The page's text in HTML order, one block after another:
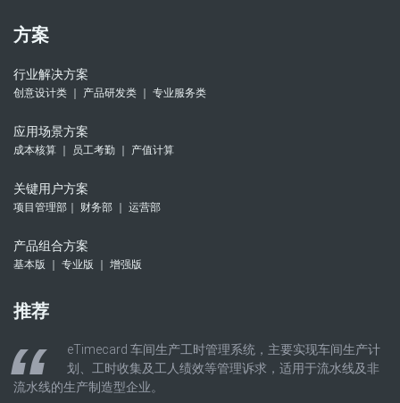
方案
行业解决方案
创意设计类 ｜ 产品研发类 ｜ 专业服务类
应用场景方案
成本核算 ｜ 员工考勤 ｜ 产值计算
关键用户方案
项目管理部｜ 财务部 ｜ 运营部
产品组合方案
基本版 ｜ 专业版 ｜ 增强版
推荐
eTimecard 车间生产工时管理系统，主要实现车间生产计
划、工时收集及工人绩效等管理诉求，适用于流水线及非
流水线的生产制造型企业。